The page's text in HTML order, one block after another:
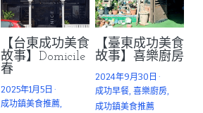
【台東成功美食
故事】Domicile
春
2025年1月5日 ·
成功鎮美食推薦,
【臺東成功美食
故事】喜樂廚房
2024年9月30日 ·
成功早餐, 喜樂廚房,
成功鎮美食推薦